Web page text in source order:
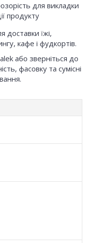
для викладки
продукту
доставки їжі,
кафе і фудкортів.
або зверніться до
фасовку та сумісні